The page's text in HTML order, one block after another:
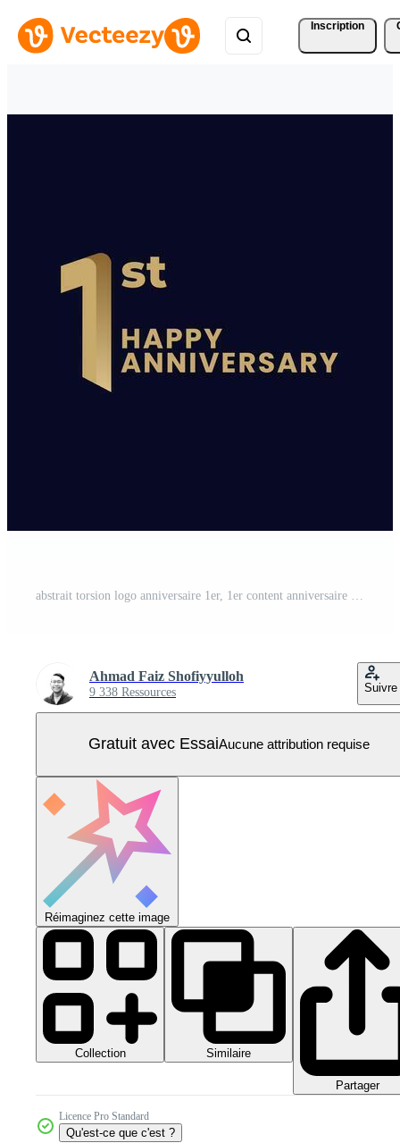
Inscription
Ahmad Faiz Shofiyyulloh
9 338 Ressources Suivre
Gratuit avec EssaiAucune attribution requise
Réimaginez cette image
Collection Similaire
Partager
Licence Pro Standard
Qu'est-ce que c'est ?